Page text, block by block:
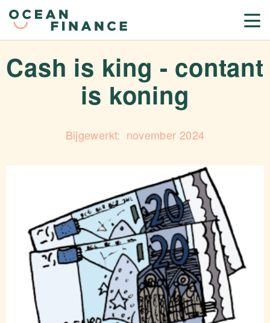
Cash is king - contant
is koning
november 2024